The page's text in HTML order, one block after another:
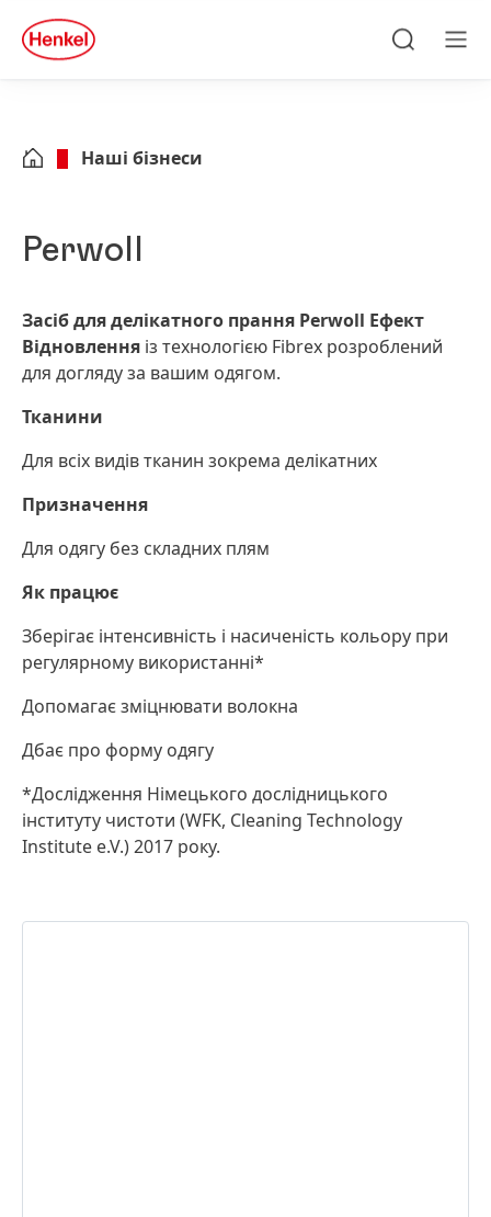
Skip to footer
quick
search
Наші бізнеси
Perwoll
Засіб для делікатного прання Perwoll Ефект
Відновлення із технологією Fibrex розроблений
для догляду за вашим одягом.
Тканини
Для всіх видів тканин зокрема делікатних
Призначення
Для одягу без складних плям
Як працює
Зберігає інтенсивність і насиченість кольору при
регулярному використанні*
Допомагає зміцнювати волокна
Дбає про форму одягу
*Дослідження Німецького дослідницького
інституту чистоти (WFK, Cleaning Technology
Institute e.V.) 2017 року.